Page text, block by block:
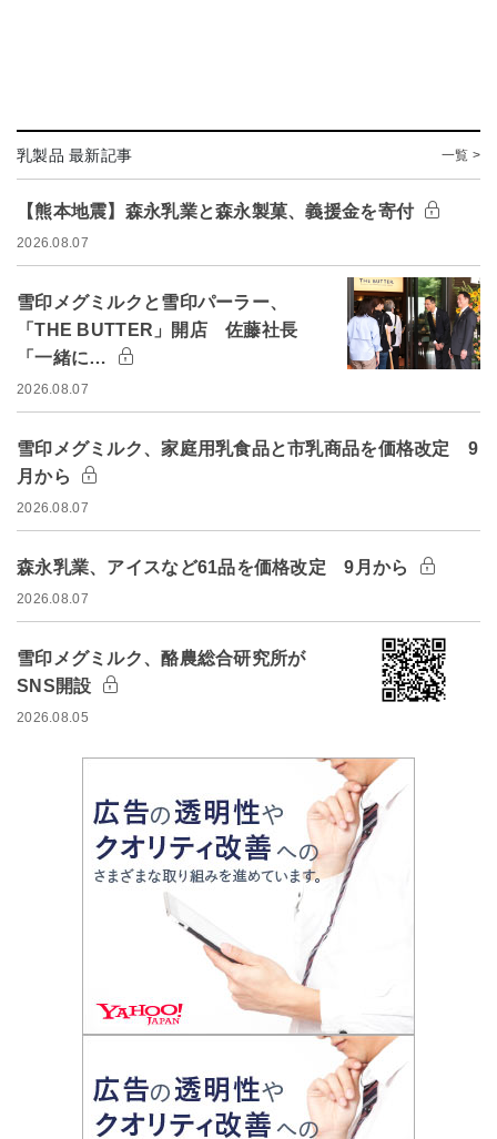
乳製品 最新記事 一覧 >
【熊本地震】森永乳業と森永製菓、義援金を寄付
2026.08.07
雪印メグミルクと雪印パーラー、
「THE BUTTER」開店 佐藤社長
「一緒に…
2026.08.07
雪印メグミルク、家庭用乳食品と市乳商品を価格改定 9
月から
2026.08.07
森永乳業、アイスなど61品を価格改定 9月から
2026.08.07
雪印メグミルク、酪農総合研究所が
SNS開設
2026.08.05